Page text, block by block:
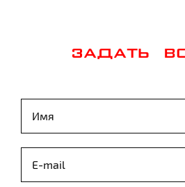
ЗАДАТЬ